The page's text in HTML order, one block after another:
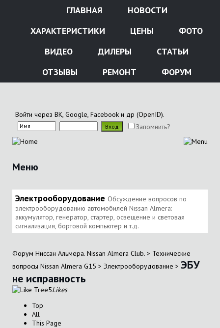
ГЛАВНАЯ
НОВОСТИ
ХАРАКТЕРИСТИКИ
ЦЕНЫ
ФОТО
ВИДЕО
ДИЛЕРЫ
СТАТЬИ
ОТЗЫВЫ
РЕМОНТ ФОРУМ
Войти через ВК, Google, Facebook и др (OpenID).
Запомнить?
Меню
Электрооборудование Обсуждение вопросов по
электрооборудованию автомобилей Nissan Almera:
аккумулятор, генератор, стартер, освещение и световая
сигнализация, бортовой компьютер и т.д.
Форум Ниссан Альмера. Nissan Almera Club. > Технические
вопросы Nissan Almera G15 > Электрооборудование > ЭБУ
не исправность
5Likes
Top
All
This Page